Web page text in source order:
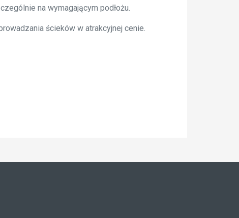
na wymagającym podłożu.
ścieków w atrakcyjnej cenie.